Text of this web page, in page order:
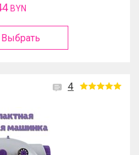
BYN
Выбрать
4